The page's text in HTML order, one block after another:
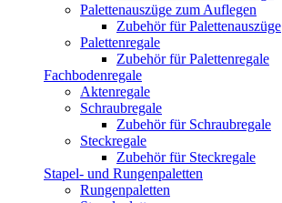
Palettenauszüge zum Auflegen
Zubehör für Palettenauszüge
Palettenregale
Zubehör für Palettenregale
Fachbodenregale
Aktenregale
Schraubregale
Zubehör für Schraubregale
Steckregale
Zubehör für Steckregale
Stapel- und Rungenpaletten
Rungenpaletten